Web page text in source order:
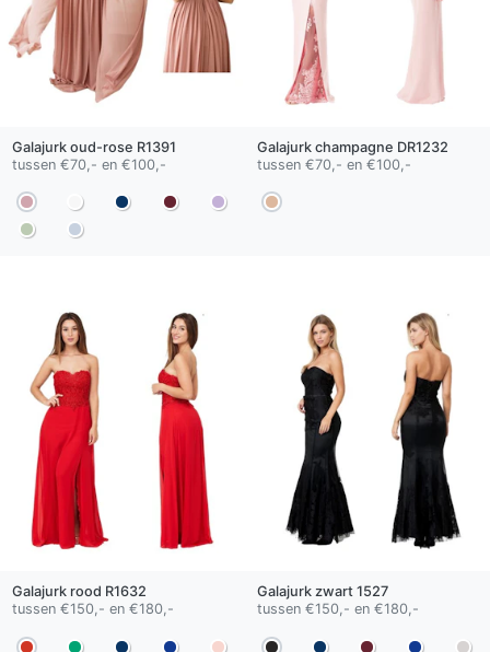
Galajurk oud-rose R1391
tussen €70,- en €100,-
Galajurk champagne DR1232
tussen €70,- en €100,-
Galajurk rood R1632
tussen €150,- en €180,-
Galajurk zwart1527
tussen €150,- en €180,-